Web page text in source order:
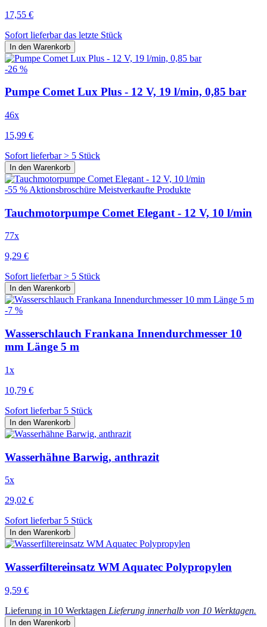
17,55 €
Sofort lieferbar das letzte Stück
In den Warenkorb
-26 %
Pumpe Comet Lux Plus - 12 V, 19 l/min, 0,85 bar
46x
15,99 €
Sofort lieferbar > 5 Stück
In den Warenkorb
-55 % Aktionsbroschüre Meistverkaufte Produkte
Tauchmotorpumpe Comet Elegant - 12 V, 10 l/min
77x
9,29 €
Sofort lieferbar > 5 Stück
In den Warenkorb
-7 %
Wasserschlauch Frankana Innendurchmesser 10
mm Länge 5 m
1x
10,79 €
Sofort lieferbar 5 Stück
In den Warenkorb
Wasserhähne Barwig, anthrazit
5x
29,02 €
Sofort lieferbar 5 Stück
In den Warenkorb
Wasserfiltereinsatz WM Aquatec Polypropylen
9,59 €
Lieferung in 10 Werktagen Lieferung innerhalb von 10 Werktagen.
In den Warenkorb